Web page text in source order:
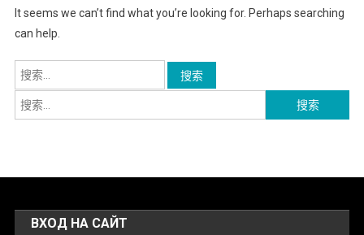
It seems we can’t find what you’re looking for. Perhaps searching
can help.
搜
索：
索：
ВХОД НА САЙТ